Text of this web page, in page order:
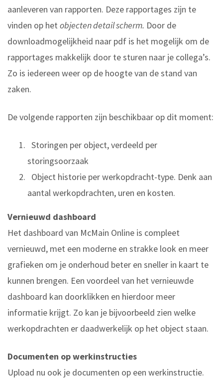
aanleveren van rapporten. Deze rapportages zijn te
vinden op het objecten detail scherm. Door de
downloadmogelijkheid naar pdf is het mogelijk om de
rapportages makkelijk door te sturen naar je collega’s.
Zo is iedereen weer op de hoogte van de stand van
zaken.
De volgende rapporten zijn beschikbaar op dit moment:
Storingen per object, verdeeld per
storingsoorzaak
Object historie per werkopdracht-type. Denk aan
aantal werkopdrachten, uren en kosten.
Vernieuwd dashboard
Het dashboard van McMain Online is compleet
vernieuwd, met een moderne en strakke look en meer
grafieken om je onderhoud beter en sneller in kaart te
kunnen brengen. Een voordeel van het vernieuwde
dashboard kan doorklikken en hierdoor meer
informatie krijgt. Zo kan je bijvoorbeeld zien welke
werkopdrachten er daadwerkelijk op het object staan.
Documenten op werkinstructies
Upload nu ook je documenten op een werkinstructie.